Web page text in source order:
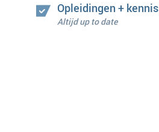
Opleidingen + kennis
Altijd up to date